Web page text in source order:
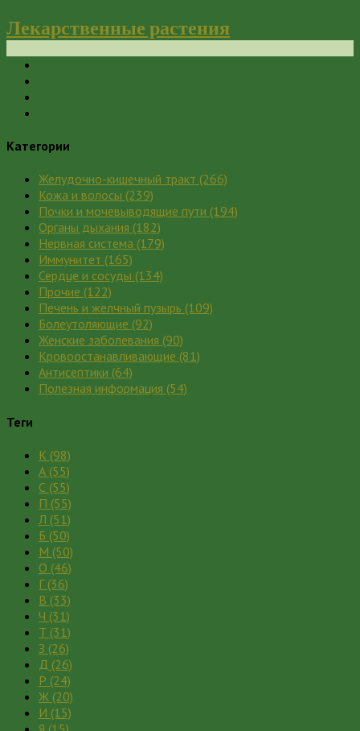
Лекарственные растения
Категории
Желудочно-кишечный тракт (266)
Кожа и волосы (239)
Почки и мочевыводящие пути (194)
Органы дыхания (182)
Нервная система (179)
Иммунитет (165)
Сердце и сосуды (134)
Прочие (122)
Печень и желчный пузырь (109)
Болеутоляющие (92)
Женские заболевания (90)
Кровоостанавливающие (81)
Антисептики (64)
Полезная информация (54)
Теги
К (98)
А (55)
С (55)
П (55)
Л (51)
Б (50)
М (50)
О (46)
Г (36)
В (33)
Ч (31)
Т (31)
З (26)
Д (26)
Р (24)
Ж (20)
И (15)